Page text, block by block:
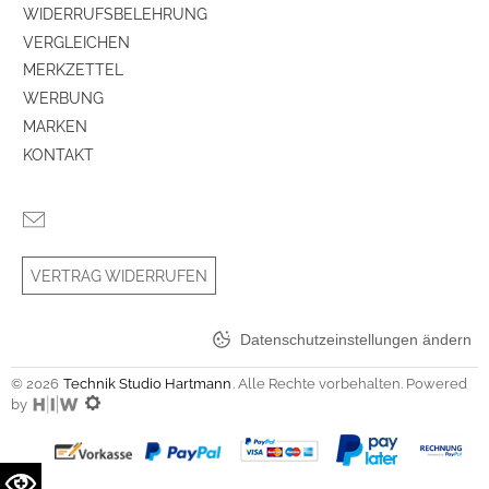
WIDERRUFSBELEHRUNG
VERGLEICHEN
MERKZETTEL
WERBUNG
MARKEN
KONTAKT
VERTRAG WIDERRUFEN
Datenschutzeinstellungen ändern
© 2026 Technik Studio Hartmann . Alle Rechte vorbehalten. Powered
by